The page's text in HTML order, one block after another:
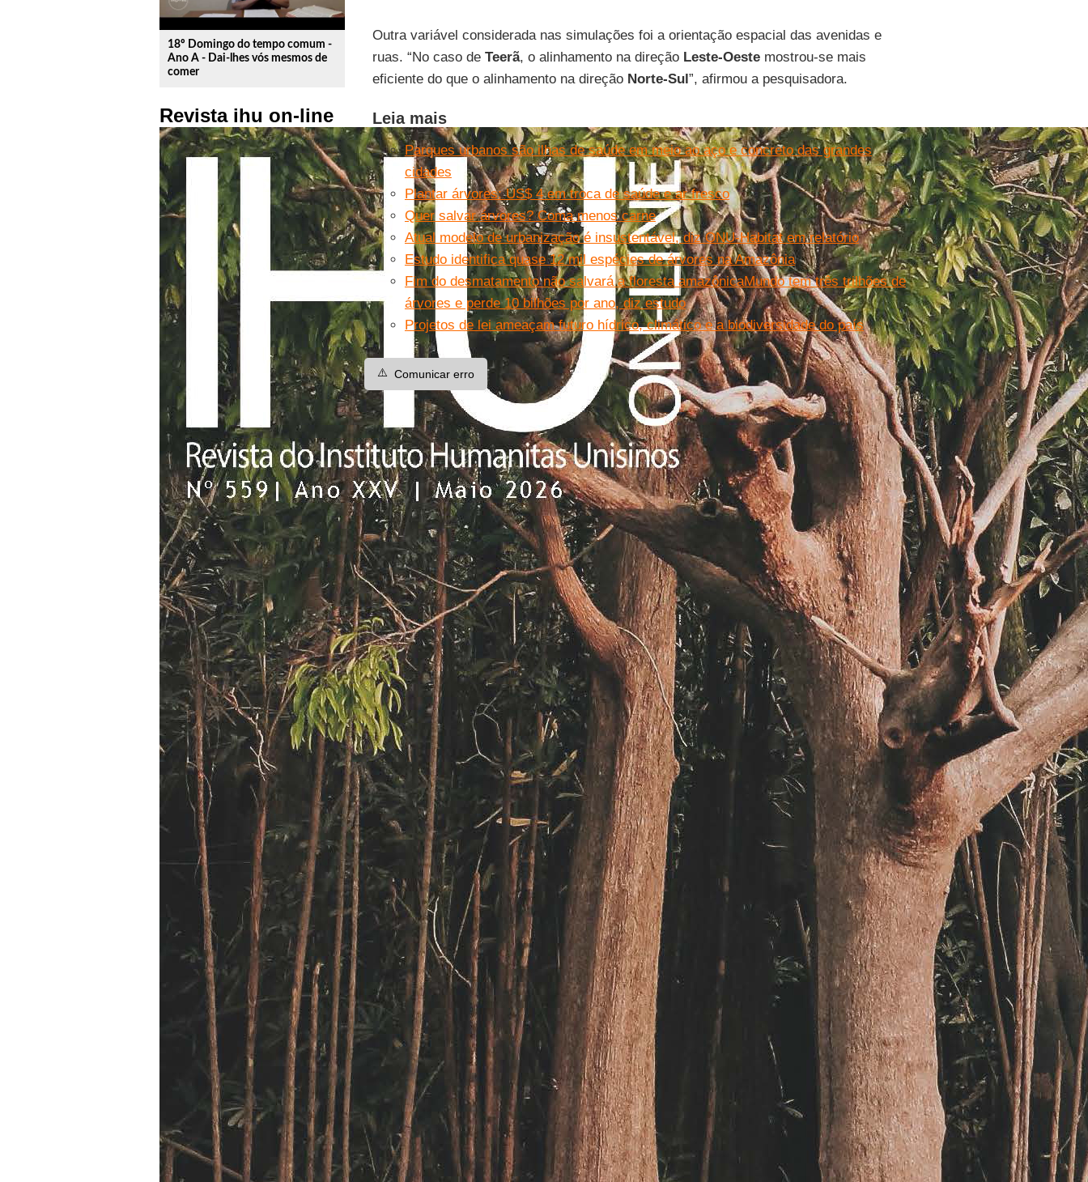
18º Domingo do tempo comum -
Ano A - Dai-lhes vós mesmos de
comer
Revista ihu on-line
Outra variável considerada nas simulações foi a orientação espacial das avenidas e
ruas. “No caso de Teerã, o alinhamento na direção Leste-Oestemostrou-se mais
eficiente do que o alinhamento na direção Norte-Sul”, afirmou a pesquisadora.
Leia mais
Parques urbanos são ilhas de saúde em meio ao aço e concreto das grandes
cidades
Plantar árvores: US$ 4 em troca de saúde e ar fresco
Quer salvar árvores? Coma menos carne
Atual modelo de urbanização é insustentável, diz ONU-Habitat em relatório
Estudo identifica quase 12 mil espécies de árvores na Amazônia
Fim do desmatamento não salvará a floresta amazônicaMundo tem três trilhões de
árvores e perde 10 bilhões por ano, diz estudo
Projetos de lei ameaçam futuro hídrico, climático e a biodiversidade do país
⚠️ Comunicar erro